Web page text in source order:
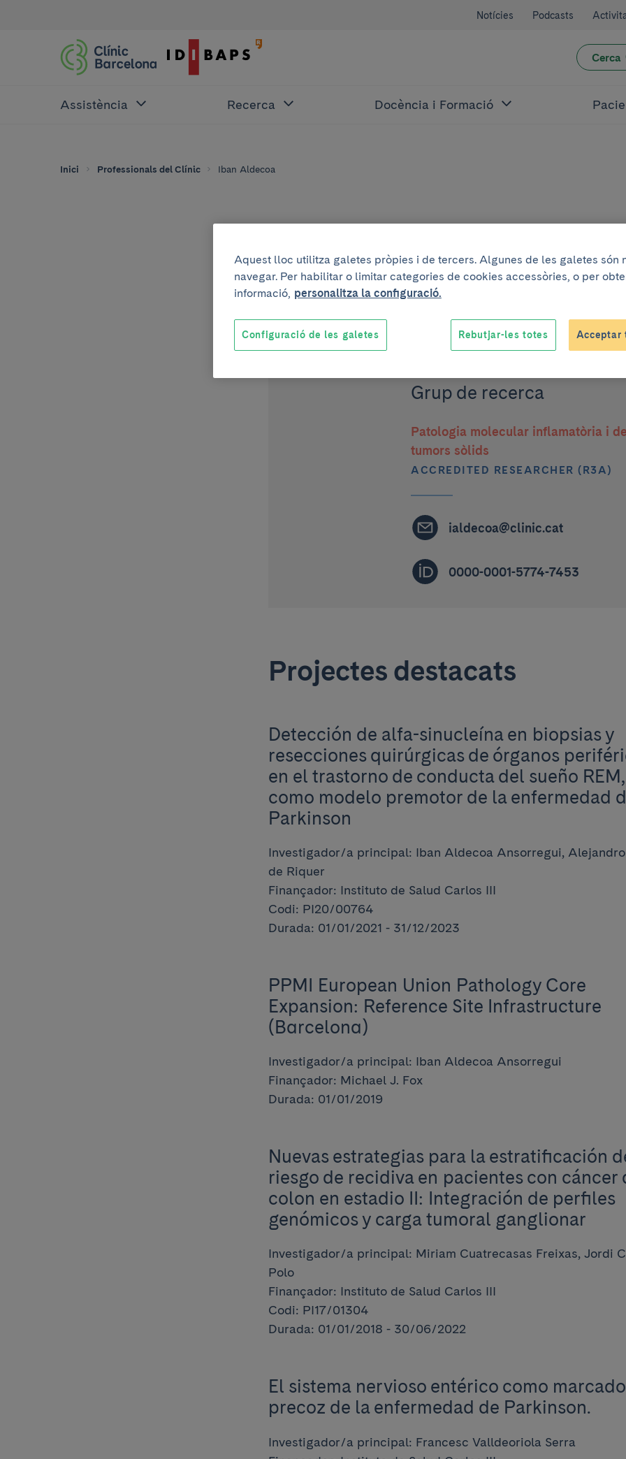
Notícies Podcasts
Cerca
Assistència Recerca Docència i Formació
Inici Professionals del Clínic Iban Aldecoa
Iban Aldecoa
NEUROPATÒLEG
Neuropatòleg (Banc de Teixits
Neurològics)
Grup de recerca
Patologia molecular inflamatòria i de
tumors sòlids
ACCREDITED RESEARCHER (R3A)
ialdecoa@clinic.cat
0000-0001-5774-7453
Projectes destacats
Detección de alfa-sinucleína en biopsias y
resecciones quirúrgicas de órganos
en el trastorno de conducta del sueño REM,
como modelo premotor de la enfermedad
Parkinson
Investigador/a principal: Iban Aldecoa Ansorregui,
de Riquer
Finançador: Instituto de Salud Carlos III
Codi: PI20/00764
Durada: 01/01/2021 - 31/12/2023
PPMI European Union Pathology Core
Expansion: Reference Site Infrastructure
(Barcelona)
Investigador/a principal: Iban Aldecoa Ansorregui
Finançador: Michael J. Fox
Durada: 01/01/2019
Nuevas estrategias para la estratificación
riesgo de recidiva en pacientes con cáncer
colon en estadio II: Integración de perfiles
genómicos y carga tumoral ganglionar
Investigador/a principal: Miriam Cuatrecasas Freixas, Jordi
Polo
Finançador: Instituto de Salud Carlos III
Codi: PI17/01304
Durada: 01/01/2018 - 30/06/2022
El sistema nervioso entérico como
precoz de la enfermedad de Parkinson.
Investigador/a principal: Francesc Valldeoriola Serra
Aquest lloc utilitza galetes pròpies i de tercers. Algunes de les galetes són
navegar. Per habilitar o limitar categories de cookies accessòries, o per
informació, personalitza la configuració.
Rebutjar-les totes Acceptar
Configuració de les galetes